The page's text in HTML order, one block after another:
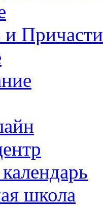
и
школа